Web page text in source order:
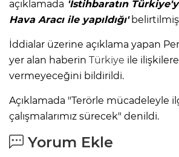
açıklamada 'İstihbaratın
Hava Aracı ile yapıldığı'
İddialar üzerine açıklama yapan
yer alan haberin Türkiye ile
vermeyeceğini bildirildi.
Açıklamada "Terörle mücadeleyle
çalışmalarımız sürecek" denildi.
Yorum Ekle